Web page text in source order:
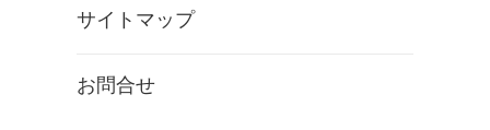
サイトマップ
お問合せ